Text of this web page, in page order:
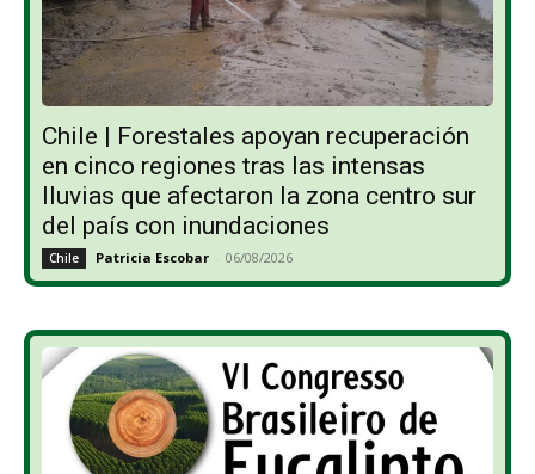
Chile | Forestales apoyan recuperación
en cinco regiones tras las intensas
lluvias que afectaron la zona centro sur
del país con inundaciones
Chile Patricia Escobar - 06/08/2026